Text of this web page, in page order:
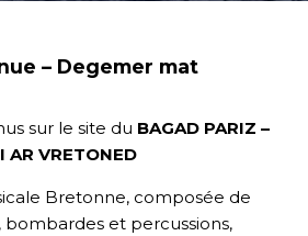
– Degemer mat
sur le site du BAGAD PARIZ –
AR VRETONED
Bretonne, composée de
bombardes et percussions,